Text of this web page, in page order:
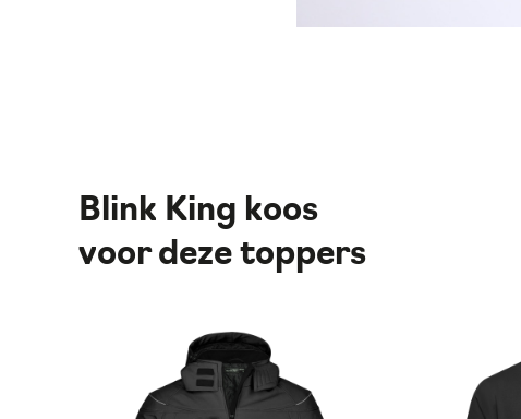
Blink King koos
voor deze toppers